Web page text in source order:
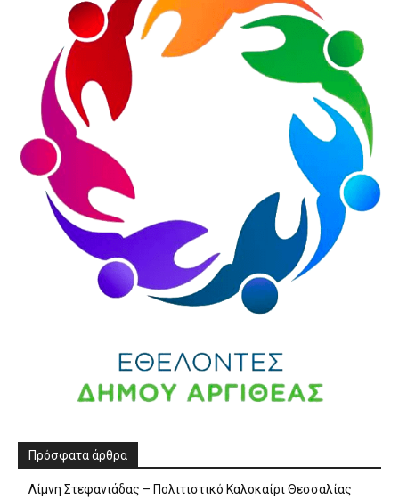
Πρόσφατα άρθρα
Λίμνη Στεφανιάδας – Πολιτιστικό Καλοκαίρι Θεσσαλίας